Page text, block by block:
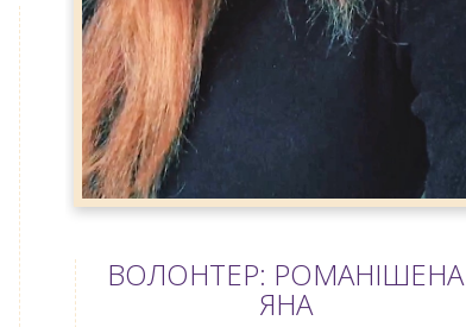
ВОЛОНТЕР: РОМАНІШЕНА
ЯНА